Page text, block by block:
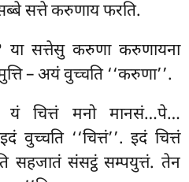
सत्ते करुणाय फरति.
सत्तेसु करुणा करुणायना
– अयं वुच्चति ‘‘करुणा’’.
यंचित्तं मनो मानसं…पे…
वुच्चति ‘‘चित्तं’’. इदं चित्तं
सहजातं संसट्ठं सम्पयुत्तं. तेन